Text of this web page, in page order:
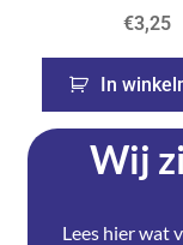
€3,25
In
Wij
Lees hier wat